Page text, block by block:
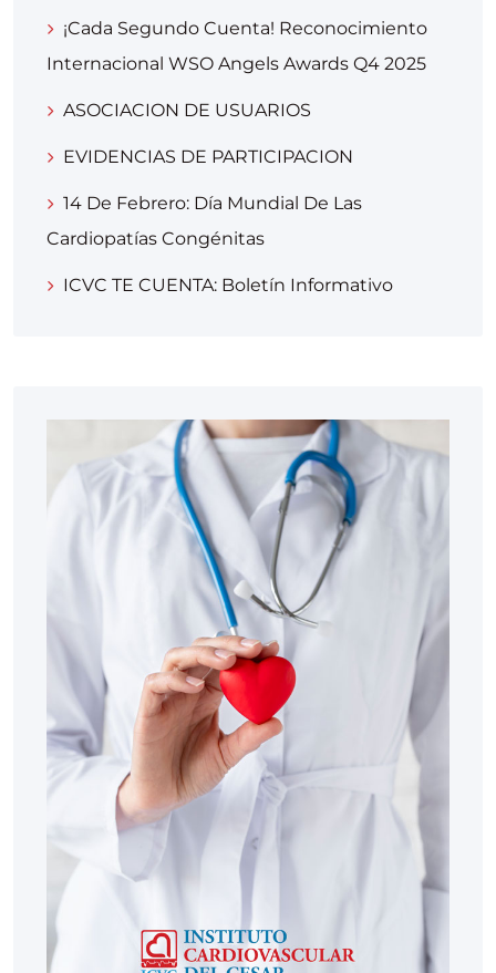
¡Cada Segundo Cuenta! Reconocimiento
Internacional WSO Angels Awards Q4 2025
ASOCIACION DE USUARIOS
EVIDENCIAS DE PARTICIPACION
14 De Febrero: Día Mundial De Las
Cardiopatías Congénitas
ICVC TE CUENTA: Boletín Informativo